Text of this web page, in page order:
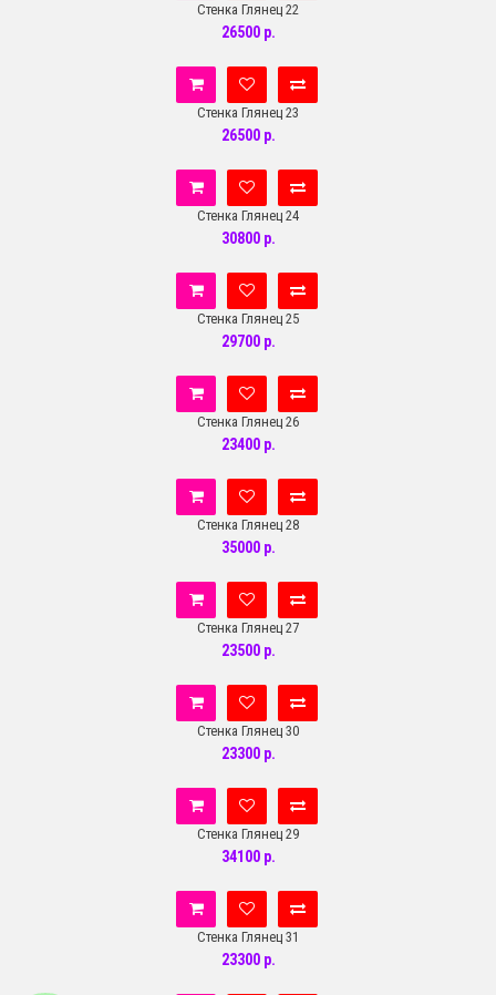
Стенка Глянец 22
26500 р.
Стенка Глянец 23
26500 р.
Стенка Глянец 24
30800 р.
Стенка Глянец 25
29700 р.
Стенка Глянец 26
23400 р.
Стенка Глянец 28
35000 р.
Стенка Глянец 27
23500 р.
Стенка Глянец 30
23300 р.
Стенка Глянец 29
34100 р.
Стенка Глянец 31
23300 р.